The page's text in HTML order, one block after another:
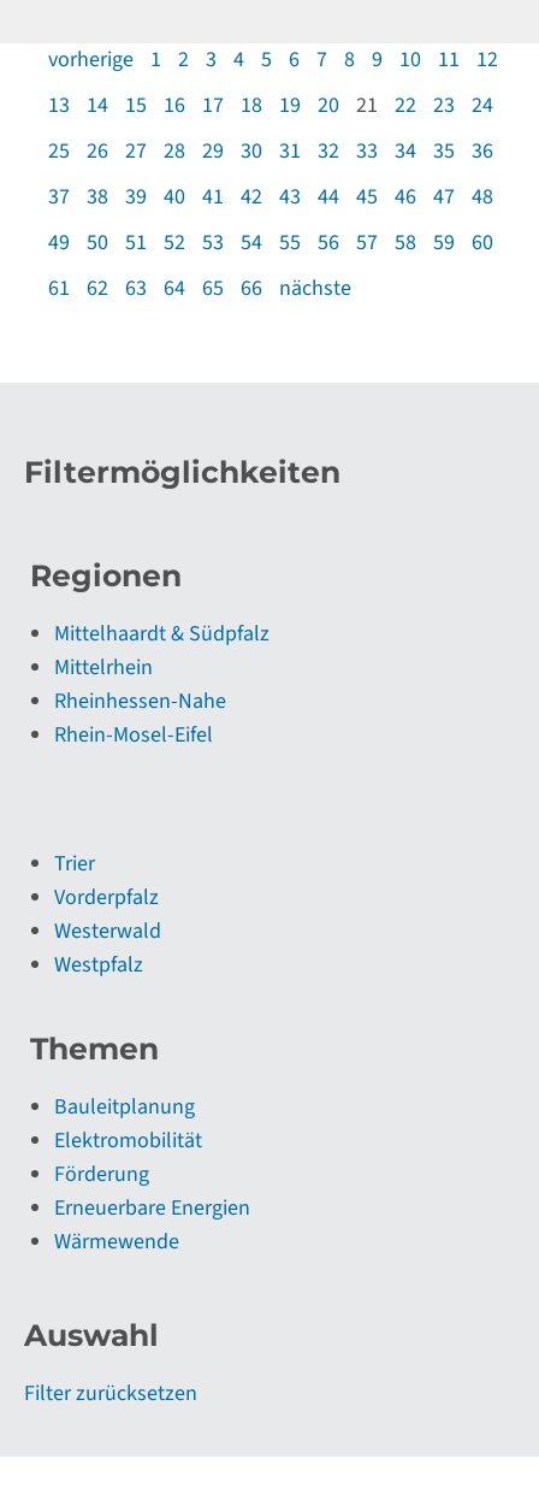
vorherige 1 2 3 4 5 6 7 8 9 10 11
12
13
14 15 16 17 18 19 20 21 22 23 24
25 26 27 28 29 30 31 32 33 34 35 36
37 38 39 40 41 42 43 44 45 46 47 48
49 50 51 52 53 54 55 56 57 58 59 60
61 62 63 64 65 66 nächste
Filtermöglichkeiten
Regionen
Mittelhaardt & Südpfalz
Mittelrhein
Rheinhessen-Nahe
Rhein-Mosel-Eifel
Trier
Vorderpfalz
Westerwald
Westpfalz
Themen
Bauleitplanung
Elektromobilität
Förderung
Erneuerbare Energien
Wärmewende
Auswahl
Filter zurücksetzen